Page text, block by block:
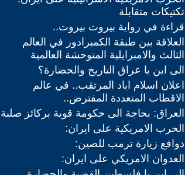
تكتيكات متقابلة
قراءة في رواية بيروت بيروت..
العلاقة بين طبقة الكمبرادور في العالم
الثالث والامبرايلية المتوحشة العالمية
الى اين يا عراق التاريخ والحضارة؟
اعلان اسلام اباد المرتقب.. في عالم
الاقطاب المتعددة المفترض..
العراق: بحاجة الى حكومة قوية بركائز صلبة
الحرب الامريكية على ايران:
دوافع زيارة ترمب للصين:
العدوان الامريكي على ايران: